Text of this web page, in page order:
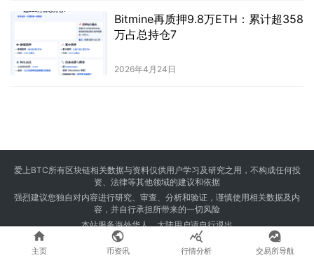
Bitmine再质押9.8万ETH：累计超358
万占总持仓7
2026年4月24日
爱上BTC所有区块链相关数据与资料仅供用户学习及研究之用，不构成任何投
资、法律等其他领域的建议和依据
强烈建议您独自对内容进行研究、审查、分析和验证，谨慎使用相关数据及内
容，并自行承担所带来的一切风险
本站服务海外华人，大陆用户请自行退出
Copyright © 2024 爱上BTC 版权所有 Powered by
23btc.com

主页

币资讯

行情分析

交易所导航